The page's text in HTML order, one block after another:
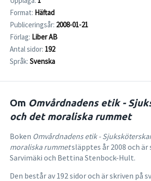
Format: Häftad
Publiceringsår: 2008-01-21
Förlag: Liber AB
Antal sidor: 192
Språk: Svenska
Om Omvårdnadens etik -
och det moraliska rummet
Boken Omvårdnadens etik -
moraliska rummetsläpptes år 2008 och är
Sarvimäki och Bettina Stenbock-Hult.
Den består av 192 sidor och är skriven på